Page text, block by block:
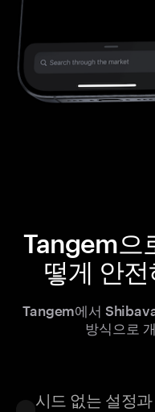
Tangem으
떻게 안
Tangem에서
방식으로
시드 없는 설정